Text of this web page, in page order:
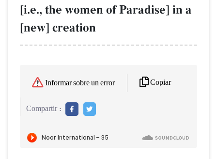
[i.e., the women of Paradise] in a
[new] creation
Informar sobre un error Copiar
Compartir :